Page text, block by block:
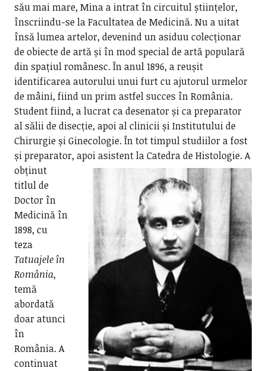
său mai mare, Mina a intrat în circuitul științelor,
înscriindu-se la Facultatea de Medicină. Nu a uitat
însă lumea artelor, devenind un asiduu colecționar
de obiecte de artă și în mod special de artă populară
din spațiul românesc. În anul 1896, a reușit
identificarea autorului unui furt cu ajutorul urmelor
de mâini, fiind un prim astfel succes în România.
Student fiind, a lucrat ca desenator și ca preparator
al sălii de disecție, apoi al clinicii și Institutului de
Chirurgie și Ginecologie. În tot timpul studiilor a fost
și preparator, apoi asistent la Catedra de Histologie.A
obținut
titlul de
Doctor în
Medicină în
1898, cu
teza
Tatuajele în
România,
temă
abordată
doar atunci
în
România. A
continuat